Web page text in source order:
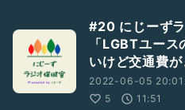
#20 にじーず
「LGBTユー
いけど交通費が
2022-06-05
5
11:51